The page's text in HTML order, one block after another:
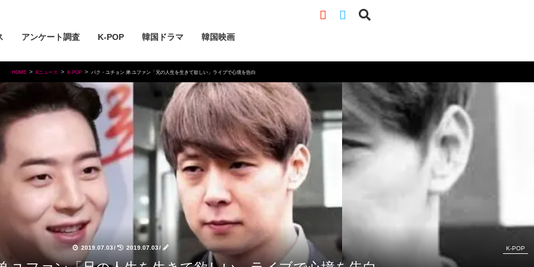
アンケート調査 K-POP 韓国ドラマ 韓国映画
HOME Kニュース K-POP パク・ユチョン 弟 ユファン「兄の人生を生きて欲しい」ライブで心境を告白
2019.07.03/ 2019.07.03/ K-POP